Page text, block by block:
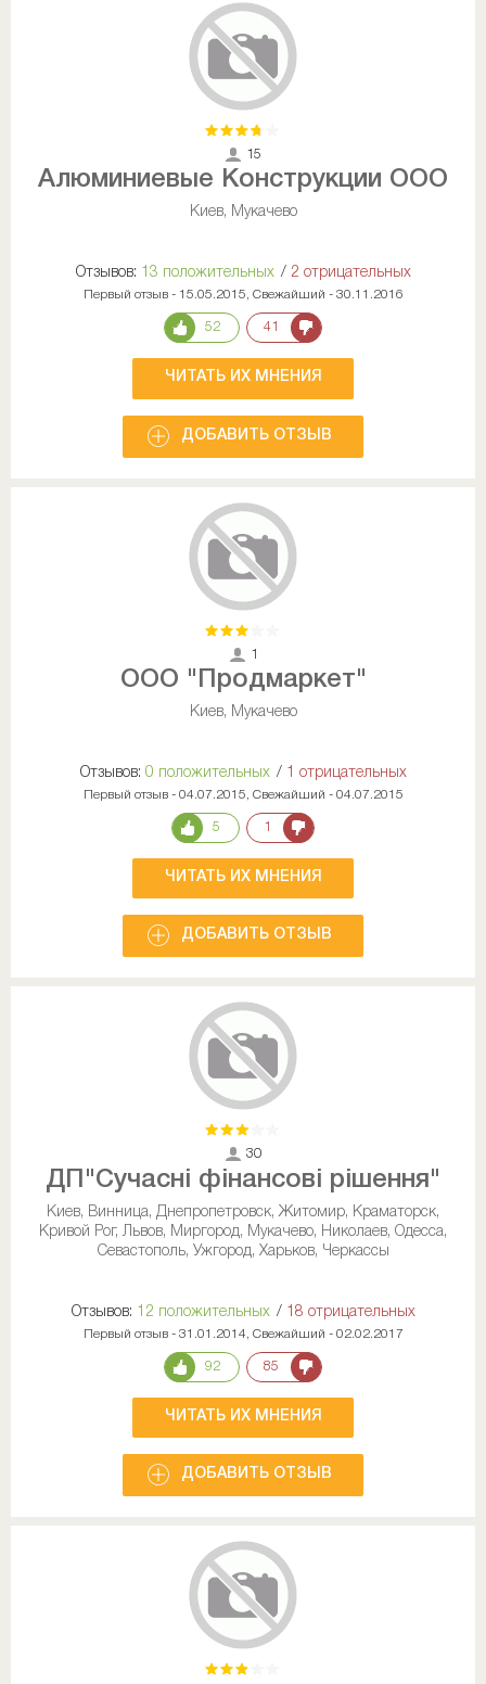
15
Алюминиевые Конструкции ООО
Киев, Мукачево
Отзывов: 13 положительных / 2 отрицательных
Первый отзыв - 15.05.2015, Свежайший - 30.11.2016
52 41
ЧИТАТЬ ИХ МНЕНИЯ
ДОБАВИТЬ ОТЗЫВ
1
ООО "Продмаркет"
Киев, Мукачево
Отзывов: 0 положительных / 1 отрицательных
Первый отзыв - 04.07.2015, Свежайший - 04.07.2015
5 1
ЧИТАТЬ ИХ МНЕНИЯ
ДОБАВИТЬ ОТЗЫВ
30
ДП"Сучасні фінансові рішення"
Киев, Винница, Днепропетровск, Житомир, Краматорск,
Кривой Рог, Львов, Миргород, Мукачево, Николаев, Одесса,
Севастополь, Ужгород, Харьков, Черкассы
Отзывов: 12 положительных / 18 отрицательных
Первый отзыв - 31.01.2014, Свежайший - 02.02.2017
92 85
ЧИТАТЬ ИХ МНЕНИЯ
ДОБАВИТЬ ОТЗЫВ